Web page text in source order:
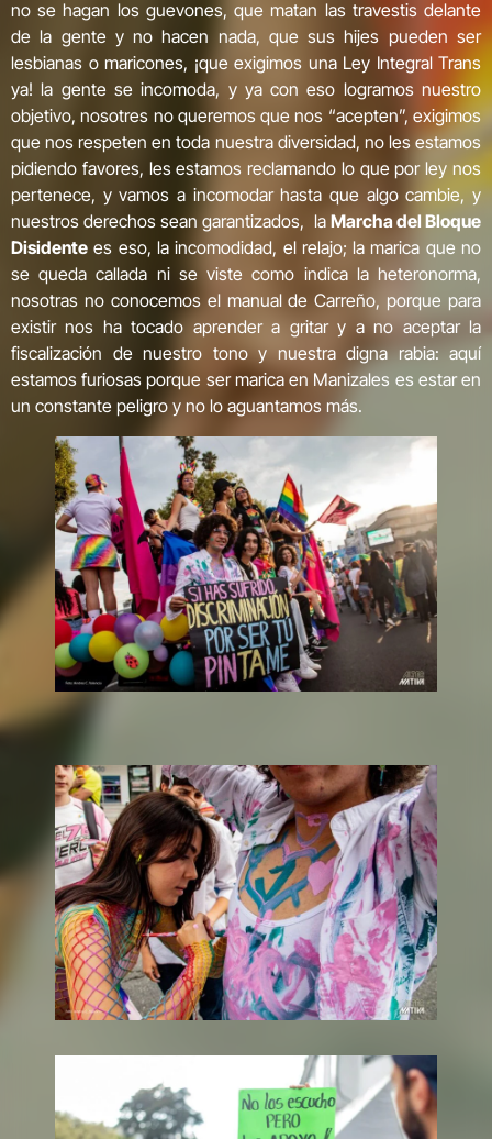
no se hagan los guevones, que matan las travestis delante
de la gente y no hacen nada, que sus hijes pueden ser
lesbianas o maricones, ¡que exigimos una Ley Integral Trans
ya! la gente se incomoda, y ya con eso logramos nuestro
objetivo, nosotres no queremos que nos “acepten”, exigimos
que nos respeten en toda nuestra diversidad, no les estamos
pidiendo favores, les estamos reclamando lo que por ley nos
pertenece, y vamos a incomodar hasta que algo cambie, y
nuestros derechos sean garantizados, la Marcha del Bloque
Disidente es eso, la incomodidad, el relajo; la marica que no
se queda callada ni se viste como indica la heteronorma,
nosotras no conocemos el manual de Carreño, porque para
existir nos ha tocado aprender a gritar y a no aceptar la
fiscalización de nuestro tono y nuestra digna rabia: aquí
estamos furiosas porque ser marica en Manizales es estar en
un constante peligro y no lo aguantamos más.